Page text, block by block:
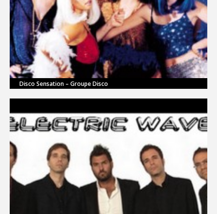
Disco Sensation – Groupe Disco